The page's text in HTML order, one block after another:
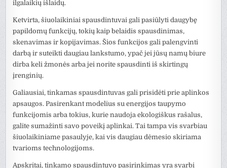
ilgalaikių išlaidų.
Ketvirta, šiuolaikiniai spausdintuvai gali pasiūlyti daugybę
papildomų funkcijų, tokių kaip belaidis spausdinimas,
skenavimas ir kopijavimas. Šios funkcijos gali palengvinti
darbą ir suteikti daugiau lankstumo, ypač jei jūsų namų biure
dirba keli žmonės arba jei norite spausdinti iš skirtingų
įrenginių.
Galiausiai, tinkamas spausdintuvas gali prisidėti prie aplinkos
apsaugos. Pasirenkant modelius su energijos taupymo
funkcijomis arba tokius, kurie naudoja ekologiškus rašalus,
galite sumažinti savo poveikį aplinkai. Tai tampa vis svarbiau
šiuolaikiniame pasaulyje, kai vis daugiau dėmesio skiriama
tvarioms technologijoms.
Apskritai, tinkamo spausdintuvo pasirinkimas yra svarbi